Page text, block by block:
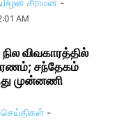
சீராமன் -
AM
விவகாரத்தில்
சந்தேகம்
முன்னணி
செய்திகள் -